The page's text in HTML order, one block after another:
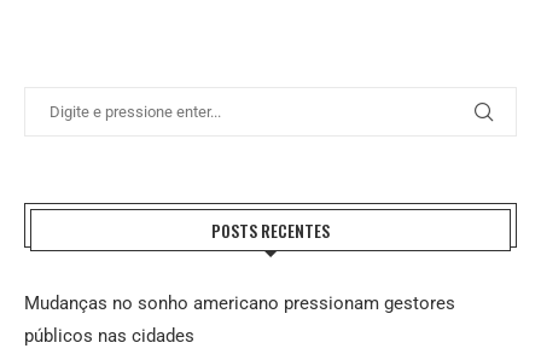
POSTS RECENTES
Mudanças no sonho americano pressionam gestores
públicos nas cidades